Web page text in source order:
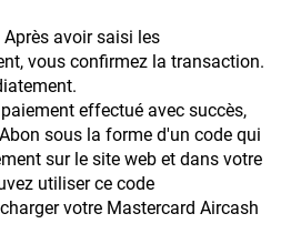
Après avoir saisi les
vous confirmez la transaction.
effectué avec succès,
sous la forme d'un code qui
sur le site web et dans votre
utiliser ce code
votre Mastercard Aircash